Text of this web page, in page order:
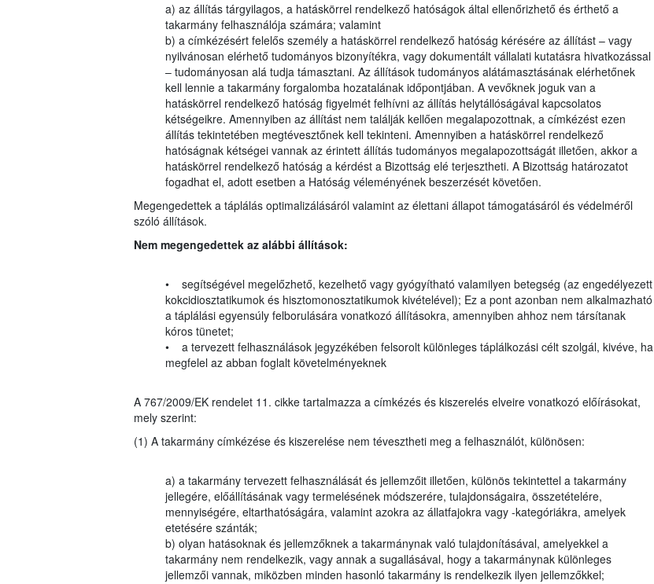
a) az állítás tárgyilagos, a hatáskörrel rendelkező hatóságok által ellenőrizhető és érthető a
takarmány felhasználója számára; valamint
b) a címkézésért felelős személy a hatáskörrel rendelkező hatóság kérésére az állítást – vagy
nyilvánosan elérhető tudományos bizonyítékra, vagy dokumentált vállalati kutatásra hivatkozással
– tudományosan alá tudja támasztani. Az állítások tudományos alátámasztásának elérhetőnek
kell lennie a takarmány forgalomba hozatalának időpontjában. A vevőknek joguk van a
hatáskörrel rendelkező hatóság figyelmét felhívni az állítás helytállóságával kapcsolatos
kétségeikre. Amennyiben az állítást nem találják kellően megalapozottnak, a címkézést ezen
állítás tekintetében megtévesztőnek kell tekinteni. Amennyiben a hatáskörrel rendelkező
hatóságnak kétségei vannak az érintett állítás tudományos megalapozottságát illetően, akkor a
hatáskörrel rendelkező hatóság a kérdést a Bizottság elé terjesztheti. A Bizottság határozatot
fogadhat el, adott esetben a Hatóság véleményének beszerzését követően.
Megengedettek a táplálás optimalizálásáról valamint az élettani állapot támogatásáról és védelméről
szóló állítások.
Nem megengedettek az alábbi állítások:
• segítségével megelőzhető, kezelhető vagy gyógyítható valamilyen betegség (az engedélyezett
kokcidiosztatikumok és hisztomonosztatikumok kivételével); Ez a pont azonban nem alkalmazható
a táplálási egyensúly felborulására vonatkozó állításokra, amennyiben ahhoz nem társítanak
kóros tünetet;
• a tervezett felhasználások jegyzékében felsorolt különleges táplálkozási célt szolgál, kivéve, ha
megfelel az abban foglalt követelményeknek
A 767/2009/EK rendelet 11. cikke tartalmazza a címkézés és kiszerelés elveire vonatkozó előírásokat,
mely szerint:
(1) A takarmány címkézése és kiszerelése nem tévesztheti meg a felhasználót, különösen:
a) a takarmány tervezett felhasználását és jellemzőit illetően, különös tekintettel a takarmány
jellegére, előállításának vagy termelésének módszerére, tulajdonságaira, összetételére,
mennyiségére, eltarthatóságára, valamint azokra az állatfajokra vagy -kategóriákra, amelyek
etetésére szánták;
b) olyan hatásoknak és jellemzőknek a takarmánynak való tulajdonításával, amelyekkel a
takarmány nem rendelkezik, vagy annak a sugallásával, hogy a takarmánynak különleges
jellemzői vannak, miközben minden hasonló takarmány is rendelkezik ilyen jellemzőkkel;